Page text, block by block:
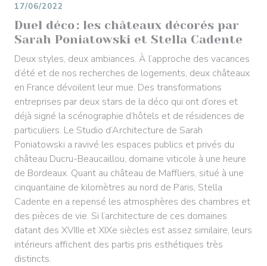
Duel déco : les châteaux décorés par
Sarah Poniatowski et Stella Cadente
17/06/2022
Deux styles, deux ambiances. À l’approche des vacances
d’été et de nos recherches de logements, deux châteaux
en France dévoilent leur mue. Des transformations
entreprises par deux stars de la déco qui ont d’ores et
déjà signé la scénographie d’hôtels et de résidences de
particuliers. Le Studio d’Architecture de Sarah
Poniatowski a ravivé les espaces publics et privés du
château Ducru-Beaucaillou, domaine viticole à une heure
de Bordeaux. Quant au château de Maffliers, situé à une
cinquantaine de kilomètres au nord de Paris, Stella
Cadente en a repensé les atmosphères des chambres et
des pièces de vie. Si l’architecture de ces domaines
datant des XVIIIe et XIXe siècles est assez similaire, leurs
intérieurs affichent des partis pris esthétiques très
distincts.